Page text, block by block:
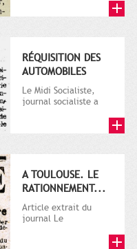
puis...
RÉQUISITION DES
AUTOMOBILES
Le Midi Socialiste,
journal socialiste a
A TOULOUSE. LE
RATIONNEMENT...
Article extrait du
journal Le